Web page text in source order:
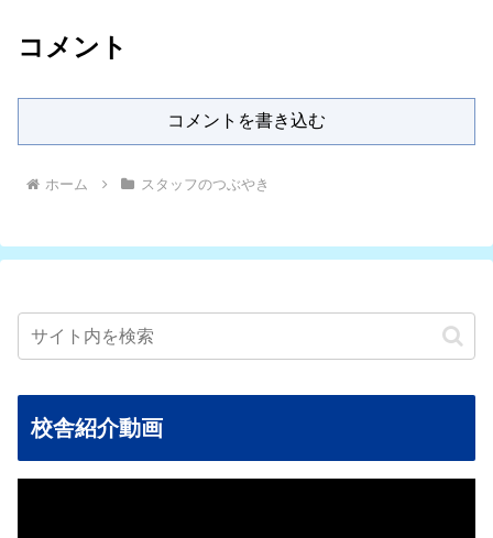
コメント
コメントを書き込む
ホーム スタッフのつぶやき
校舎紹介動画